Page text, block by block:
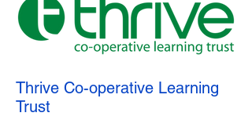
Thrive Co-operative Learning
Trust